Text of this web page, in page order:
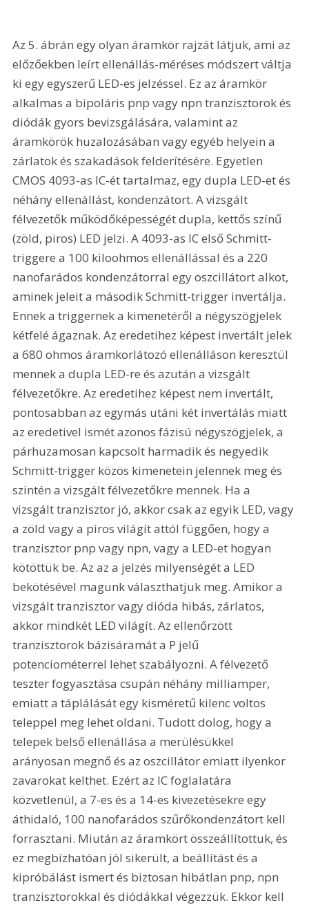
Az 5. ábrán egy olyan áramkör rajzát látjuk, ami az
előzőekben leírt ellenállás-méréses módszert váltja
ki egy egyszerű LED-es jelzéssel. Ez az áramkör
alkalmas a bipoláris pnp vagy npn tranzisztorok és
diódák gyors bevizsgálására, valamint az
áramkörök huzalozásában vagy egyéb helyein a
zárlatok és szakadások felderítésére. Egyetlen
CMOS 4093-as IC-ét tartalmaz, egy dupla LED-et és
néhány ellenállást, kondenzátort. A vizsgált
félvezetők működőképességét dupla, kettős színű
(zöld, piros) LED jelzi. A 4093-as IC első Schmitt-
triggere a 100 kiloohmos ellenállással és a 220
nanofarádos kondenzátorral egy oszcillátort alkot,
aminek jeleit a második Schmitt-trigger invertálja.
Ennek a triggernek a kimenetéről a négyszögjelek
kétfelé ágaznak. Az eredetihez képest invertált jelek
a 680 ohmos áramkorlátozó ellenálláson keresztül
mennek a dupla LED-re és azután a vizsgált
félvezetőkre. Az eredetihez képest nem invertált,
pontosabban az egymás utáni két invertálás miatt
az eredetivel ismét azonos fázisú négyszögjelek, a
párhuzamosan kapcsolt harmadik és negyedik
Schmitt-trigger közös kimenetein jelennek meg és
szintén a vizsgált félvezetőkre mennek. Ha a
vizsgált tranzisztor jó, akkor csak az egyik LED, vagy
a zöld vagy a piros világít attól függően, hogy a
tranzisztor pnp vagy npn, vagy a LED-et hogyan
kötöttük be. Az az a jelzés milyenségét a LED
bekötésével magunk választhatjuk meg. Amikor a
vizsgált tranzisztor vagy dióda hibás, zárlatos,
akkor mindkét LED világít. Az ellenőrzött
tranzisztorok bázisáramát a P jelű
potenciométerrel lehet szabályozni. A félvezető
teszter fogyasztása csupán néhány milliamper,
emiatt a táplálását egy kisméretű kilenc voltos
teleppel meg lehet oldani. Tudott dolog, hogy a
telepek belső ellenállása a merülésükkel
arányosan megnő és az oszcillátor emiatt ilyenkor
zavarokat kelthet. Ezért az IC foglalatára
közvetlenül, a 7-es és a 14-es kivezetésekre egy
áthidaló, 100 nanofarádos szűrőkondenzátort kell
forrasztani. Miután az áramkört összeállítottuk, és
ez megbízhatóan jól sikerült, a beállítást és a
kipróbálást ismert és biztosan hibátlan pnp, npn
tranzisztorokkal és diódákkal végezzük. Ekkor kell